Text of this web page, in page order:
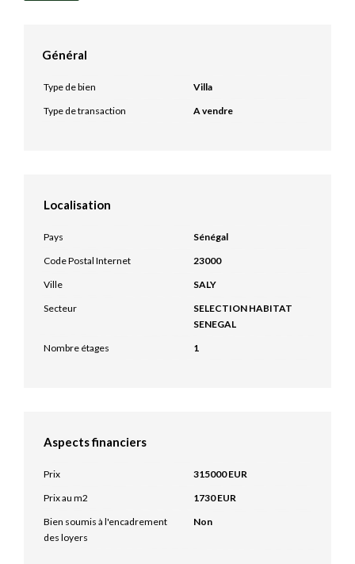
Général
Type de bien
Villa
Type de transaction
A vendre
Localisation
Pays
Sénégal
Code Postal Internet
23000
Ville
SALY
Secteur
SELECTION HABITAT
SENEGAL
Nombre étages
1
Aspects financiers
Prix
315000 EUR
Prix au m2
1730 EUR
Bien soumis à l'encadrement
des loyers
Non